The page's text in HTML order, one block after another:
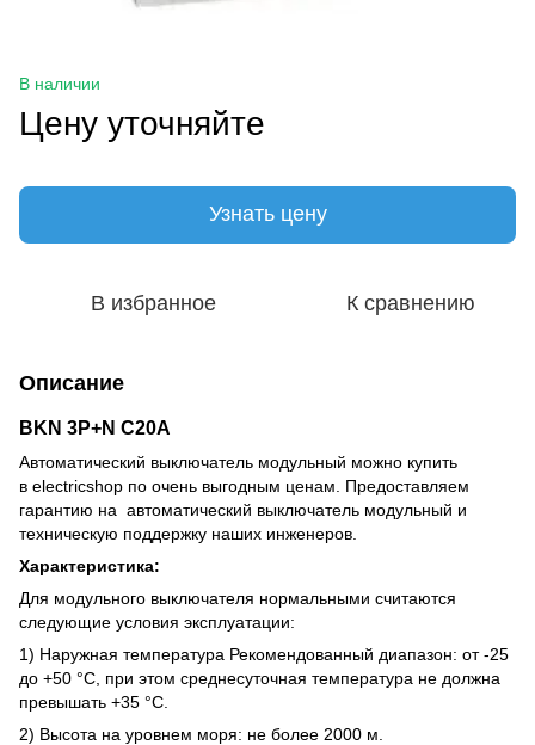
В наличии
Цену уточняйте
Узнать цену
В избранное К сравнению
Описание
BKN 3P+N C20A
Автоматический выключатель модульный можно купить
в electricshop по очень выгодным ценам. Предоставляем
гарантию на автоматический выключатель модульный и
техническую поддержку наших инженеров.
Характеристика:
Для модульного выключателя нормальными считаются
следующие условия эксплуатации:
1) Наружная температура Рекомендованный диапазон: от -25
до +50 °C, при этом среднесуточная температура не должна
превышать +35 °C.
2) Высота на уровнем моря: не более 2000 м.